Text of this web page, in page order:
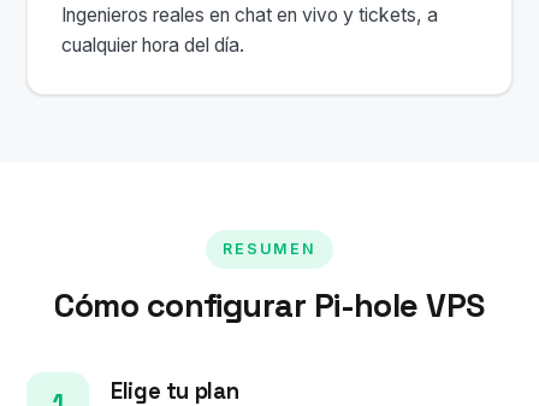
Ingenieros reales en chat en vivo y tickets, a
cualquier hora del día.
RESUMEN
Cómo configurar Pi-hole VPS
Elige tu plan